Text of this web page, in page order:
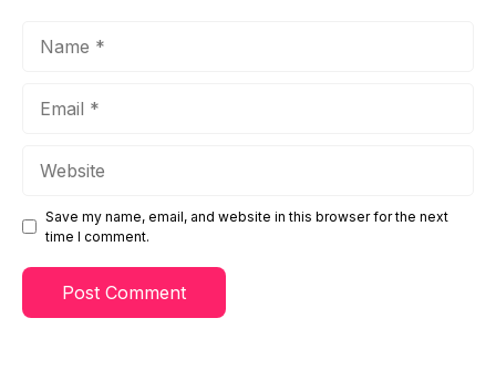
Save my name, email, and website in this browser for the next
time I comment.